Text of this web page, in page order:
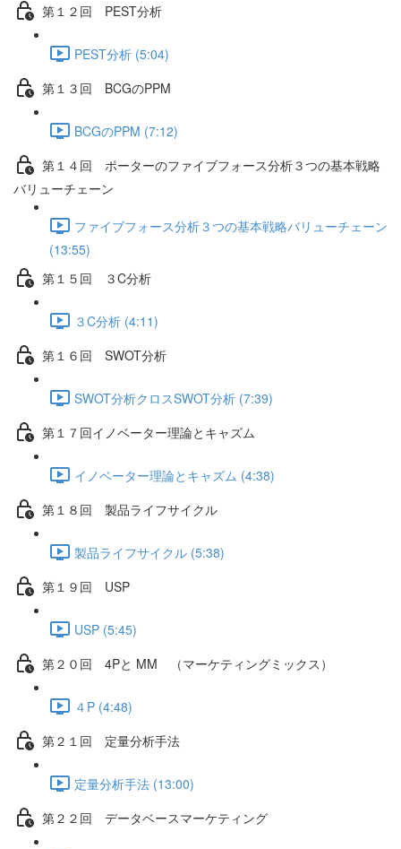
第１２回 PEST分析
PEST分析 (5:04)
第１３回 BCGのPPM
BCGのPPM (7:12)
第１４回 ポーターのファイブフォース分析３つの基本戦略
バリューチェーン
ファイブフォース分析３つの基本戦略バリューチェーン
(13:55)
第１５回 ３C分析
３C分析 (4:11)
第１６回 SWOT分析
SWOT分析クロスSWOT分析 (7:39)
第１７回イノベーター理論とキャズム
イノベーター理論とキャズム (4:38)
第１８回 製品ライフサイクル
製品ライフサイクル (5:38)
第１９回 USP
USP (5:45)
第２０回 4Pと MM （マーケティングミックス）
４P (4:48)
第２１回 定量分析手法
定量分析手法 (13:00)
第２２回 データベースマーケティング